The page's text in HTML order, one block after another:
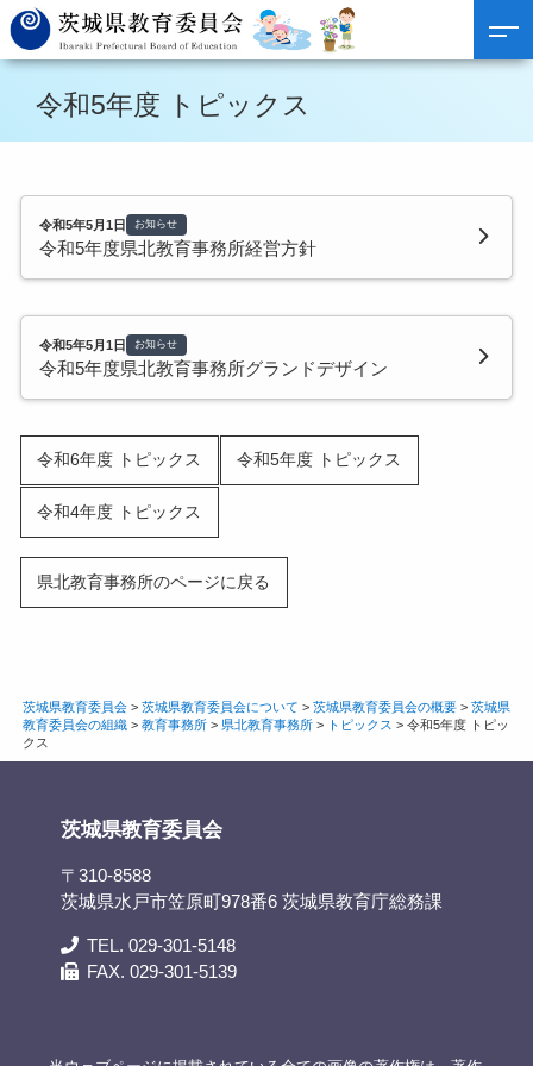
令和5年度 トピックス
令和5年5月1日 お知らせ
令和5年度県北教育事務所経営方針
令和5年5月1日 お知らせ
令和5年度県北教育事務所グランドデザイン
令和6年度 トピックス 令和5年度 トピックス
令和4年度 トピックス
県北教育事務所のページに戻る
茨城県教育委員会> 茨城県教育委員会について > 茨城県教育委員会の概要> 茨城県
教育委員会の組織 > 教育事務所> 県北教育事務所> トピックス > 令和5年度 トピッ
クス
茨城県教育委員会
〒310-8588
茨城県水戸市笠原町978番6 茨城県教育庁総務課
TEL. 029-301-5148
FAX. 029-301-5139